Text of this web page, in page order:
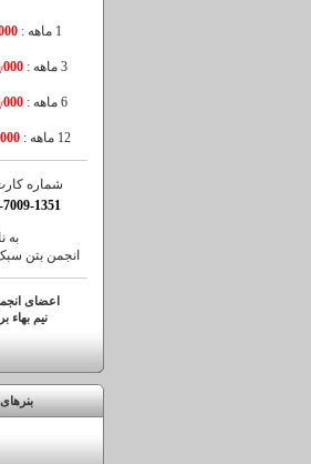
1 ماهه : 000
3 ماهه : /000 تومان
6 ماهه : /000 تومان
12 ماهه : 000 تومان
شماره
1351
به
انجمن بتن
اعضای
نیم بهاء